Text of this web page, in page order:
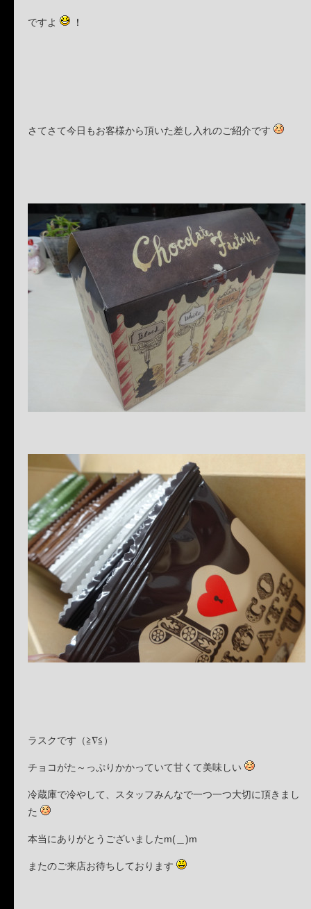
ですよ ！
さてさて今日もお客様から頂いた差し入れのご紹介です
ラスクです（≧∇≦）
チョコがた～っぷりかかっていて甘くて美味しい
冷蔵庫で冷やして、スタッフみんなで一つ一つ大切に頂きまし
た
本当にありがとうございましたm(＿)m
またのご来店お待ちしております